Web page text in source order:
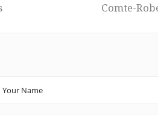
Comte-